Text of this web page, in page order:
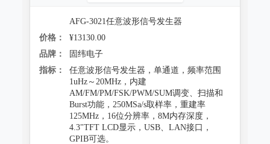
AFG-3021任意波形信号发生器
价格：
¥13130.00
品牌：
固纬电子
指标：
任意波形信号发生器，单通道，频率范围
1uHz～20MHz，内建
AM/FM/PM/FSK/PWM/SUM调变、扫描和
Burst功能，250MSa/s取样率，重建率
125MHz，16位分辨率，8M内存深度，
4.3"TFT LCD显示，USB、LAN接口，
GPIB可选。